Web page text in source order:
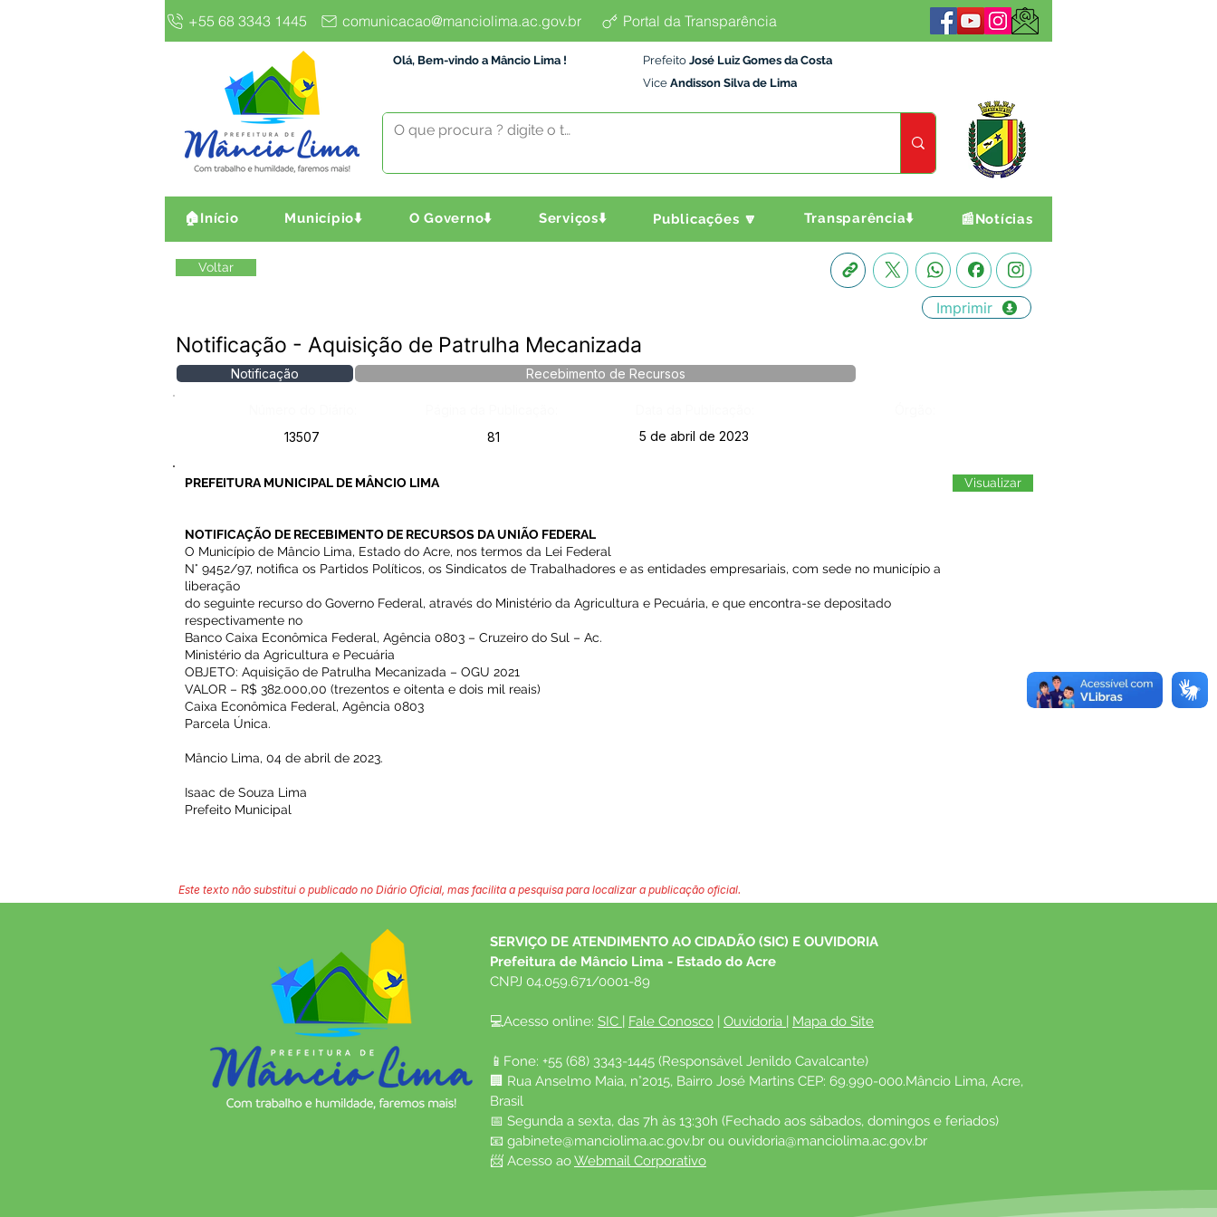
+55 68 3343 1445 comunicacao@manciolima.ac.gov.br Portal da Transparência
Olá, Bem-vindo a Mâncio Lima ! Prefeito José Luiz Gomes da Costa
Vice Andisson Silva de Lima
🏠Início Município⬇️ O Governo⬇️ Serviços⬇️ Publicações 🔽 Transparência⬇️ 📰Notícias
Voltar
Imprimir
Notificação - Aquisição de Patrulha Mecanizada
Notificação Recebimento de Recursos
13507
81 5 de abril de 2023
PREFEITURA MUNICIPAL DE MÂNCIO LIMA
NOTIFICAÇÃO DE RECEBIMENTO DE RECURSOS DA UNIÃO FEDERAL
O Município de Mâncio Lima, Estado do Acre, nos termos da Lei Federal
N° 9452/97, notifica os Partidos Políticos, os Sindicatos de Trabalhadores e as entidades empresariais, com sede no município a
liberação
do seguinte recurso do Governo Federal, através do Ministério da Agricultura e Pecuária, e que encontra-se depositado
respectivamente no
Banco Caixa Econômica Federal, Agência 0803 – Cruzeiro do Sul – Ac.
Ministério da Agricultura e Pecuária
OBJETO: Aquisição de Patrulha Mecanizada – OGU 2021
VALOR – R$ 382.000,00 (trezentos e oitenta e dois mil reais)
Caixa Econômica Federal, Agência 0803
Parcela Única.
Mâncio Lima, 04 de abril de 2023.
Isaac de Souza Lima
Prefeito Municipal
Visualizar
Este texto não substitui o publicado no Diário Oficial, mas facilita a pesquisa para localizar a publicação oficial.
SERVIÇO DE ATENDIMENTO AO CIDADÃO (SIC) E OUVIDORIA
Prefeitura de Mâncio Lima - Estado do Acre
CNPJ 04.059.671/0001-89
💻Acesso online: SIC | Fale Conosco | Ouvidoria | Mapa do Site
📱Fone: +55 (68) 3343-1445 (Responsável Jenildo Cavalcante)
🏢 Rua Anselmo Maia, n°2015, Bairro José Martins CEP: 69.990-000.Mâncio Lima, Acre,
Brasil
📅 Segunda a sexta, das 7h às 13:30h (Fechado aos sábados, domingos e feriados)
📧 gabinete@manciolima.ac.gov.br ou ouvidoria@manciolima.ac.gov.br
📨 Acesso ao Webmail Corporativo